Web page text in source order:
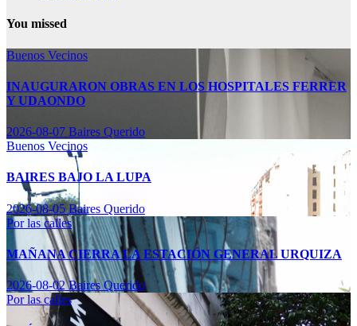
You missed
Buenos Vecinos
INAUGURARON OBRAS EN LOS HOSPITALES FERRER
Y UDAONDO
2026-08-07 Baires Querido
Buenos Vecinos
BAIRES BAJO LA LUPA
2026-08-05Baires Querido
Por las calles
MAÑANA CIERRA LA ESTACIÓN GENERAL URQUIZA
2026-08-02Baires Querido
Por las calles